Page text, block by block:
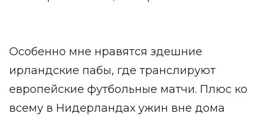
Особенно мне нравятся здешние
ирландские пабы, где транслируют
европейские футбольные матчи. Плюс ко
всему в Нидерландах ужин вне дома